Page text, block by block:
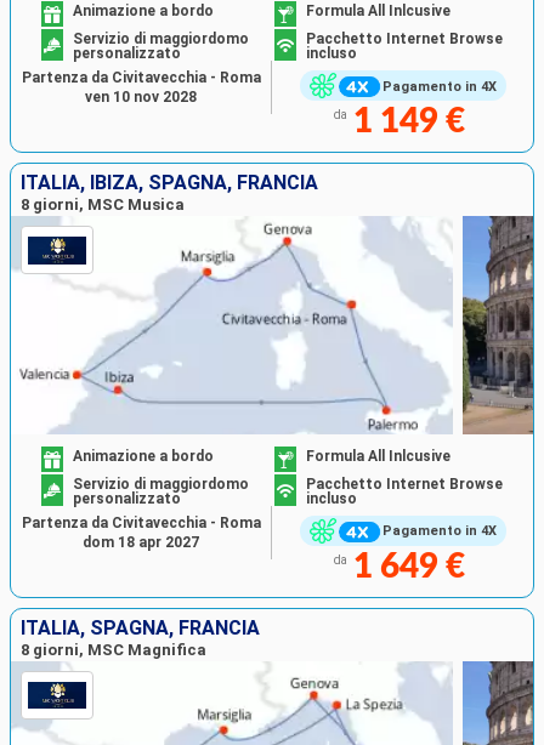
Pagamento in 4X
Animazione a bordo
Formula All Inlcusive
Servizio di maggiordomo
personalizzato
Pacchetto Internet Browse
incluso
da 1 149 €
Partenza da Civitavecchia - Roma
ven 10 nov 2028
ITALIA, IBIZA, SPAGNA, FRANCIA
8 giorni, MSC Musica
Pagamento in 4X
Animazione a bordo
Formula All Inlcusive
Servizio di maggiordomo
personalizzato
Pacchetto Internet Browse
incluso
da 1 649 €
Partenza da Civitavecchia - Roma
dom 18 apr 2027
ITALIA, SPAGNA, FRANCIA
8 giorni, MSC Magnifica